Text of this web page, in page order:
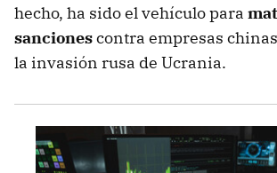
hecho, ha sido el vehículo para
sancionescontra empresas
la invasión rusa de Ucrania.